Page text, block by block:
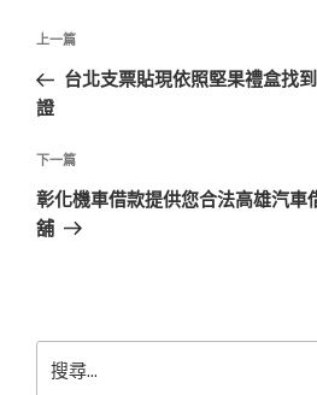
文
導
覽
上
一
篇
章
上一篇
台北支票貼現依照堅果禮盒找
證
下
一
篇
下一篇
彰化機車借款提供您合法高雄汽車
舖
尋